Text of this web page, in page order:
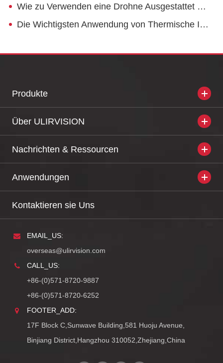
Wie zu Verwenden eine Drohne Ausgestattet mit Thermische Infrarot Objektiv für Fern Überwachung?
Die Wichtigsten Anwendung von Thermische Imager in Energiesparende in Petrochemie Industrie-Pipeline
Produkte
Über ULIRVISION
Nachrichten & Ressourcen
Anwendungen
Kontaktieren sie Uns
EMAIL_US:
overseas@ulirvision.com
CALL_US:
+86-(0)571-8720-9887
+86-(0)571-8720-6252
FOOTER_ADD:
17F Block C,Sunwave Building,581 Huoju Avenue,
Binjiang District,Hangzhou 310052,Zhejiang,China